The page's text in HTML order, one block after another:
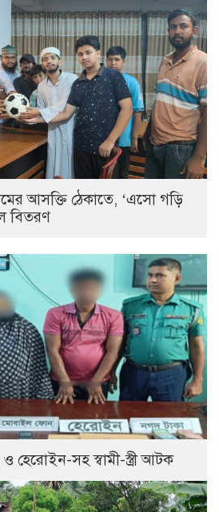
আসক্তি ঠেকাতে, ‘এসো গড়ি
বিতরণ
হেরোইন-সহ স্বামী-স্ত্রী আটক